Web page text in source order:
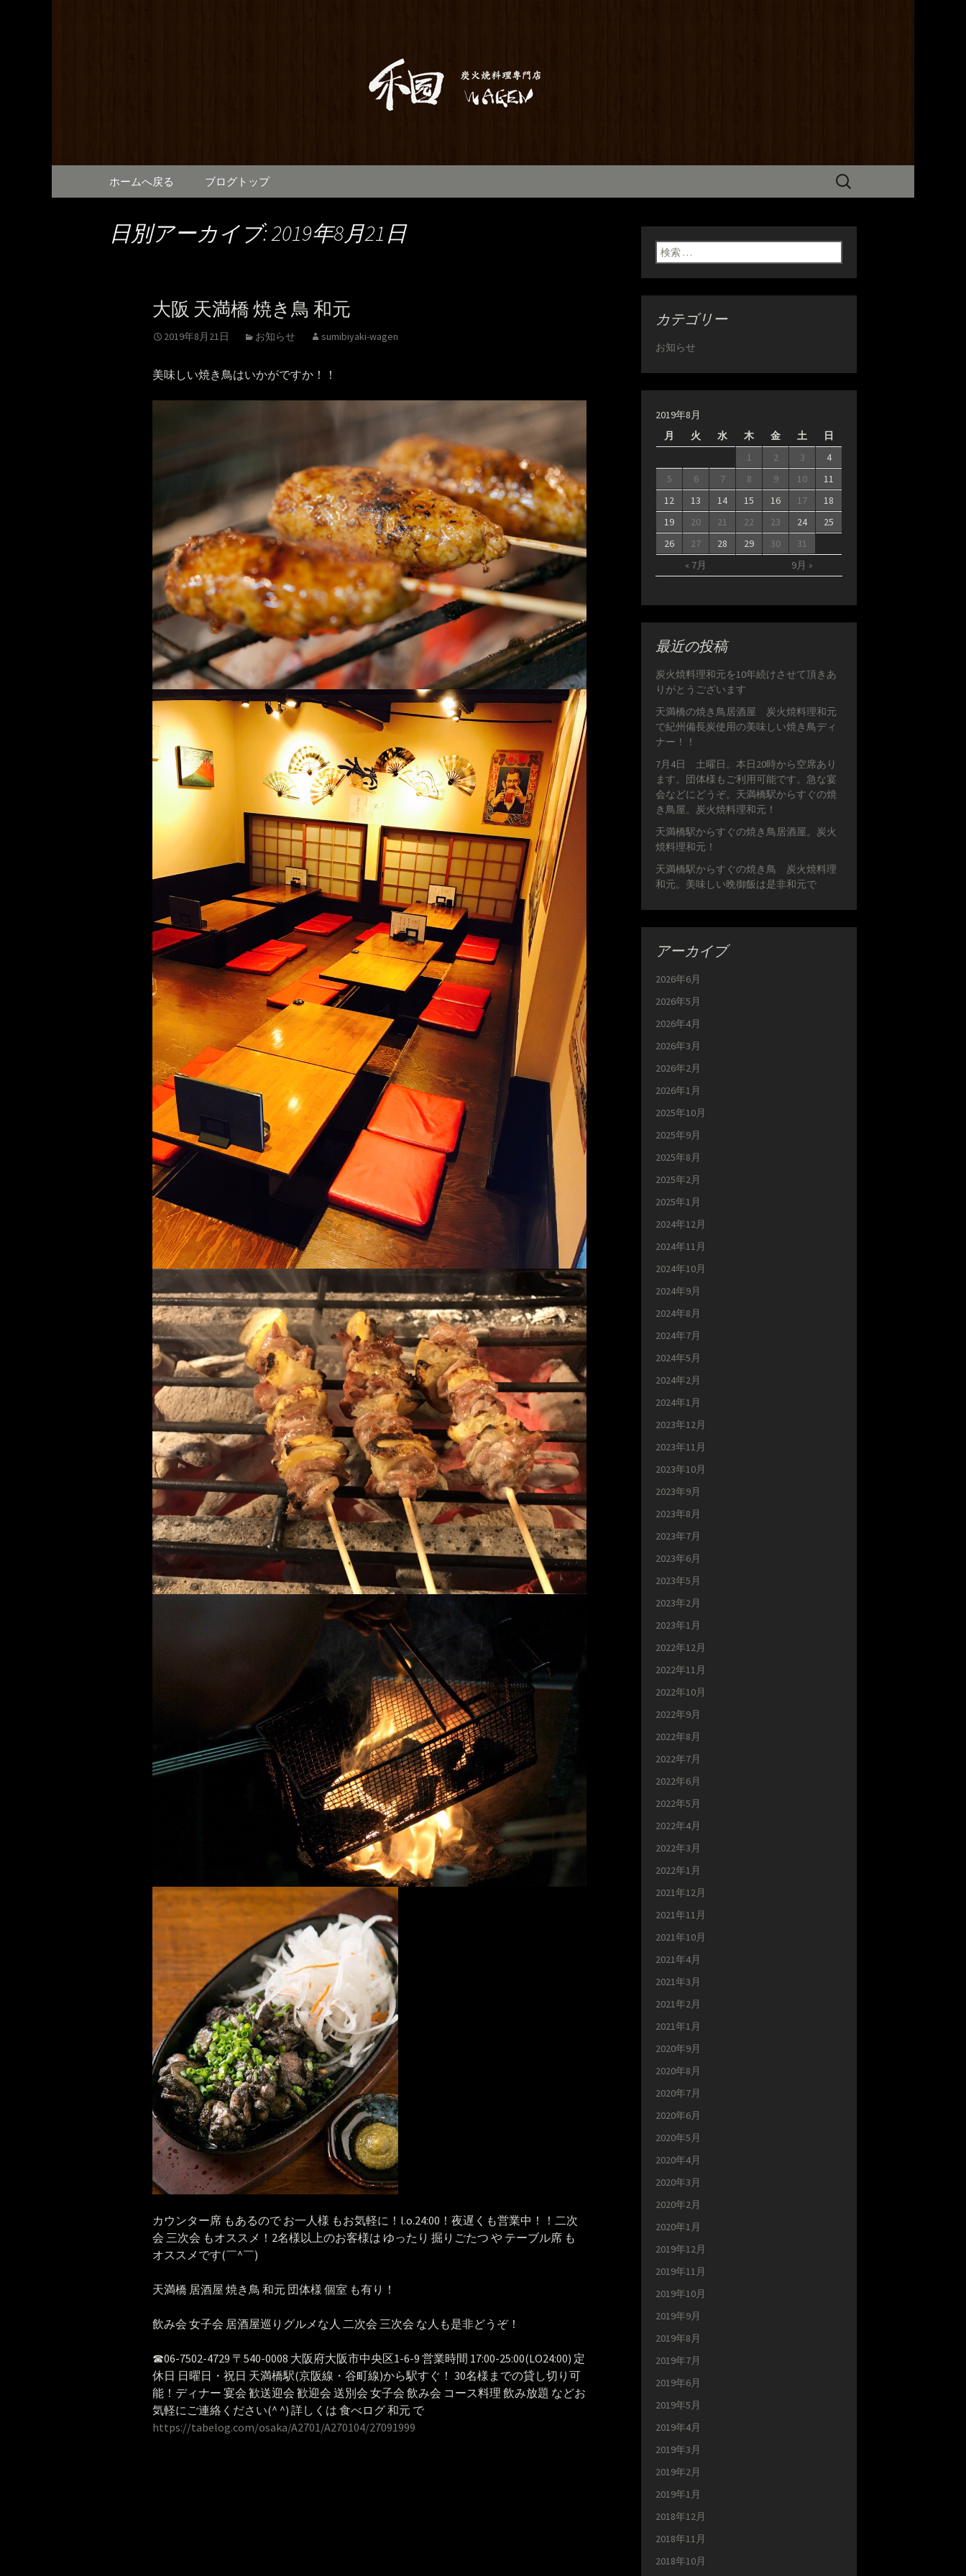
和元からのお知らせ
コンテンツへ移動
ホームへ戻る ブログトップ
検
日別アーカイブ: 2019年8月21日
大阪 天満橋 焼き鳥 和元
2019年8月21日 お知らせ sumibiyaki-wagen
美味しい焼き鳥はいかがですか！！
カウンター席 もあるので お一人様 もお気軽に！l.o.24:00！夜遅くも営業中！！二次
会 三次会 もオススメ！2名様以上のお客様は ゆったり 掘りごたつ や テーブル席 も
オススメです(￣^￣)ゞ
天満橋 居酒屋 焼き鳥 和元 団体様 個室 も有り！
飲み会 女子会 居酒屋巡りグルメな人 二次会 三次会 な人も是非どうぞ！
☎︎06-7502-4729 〒540-0008 大阪府大阪市中央区1-6-9 営業時間 17:00-25:00(LO24:00) 定
休日 日曜日・祝日 天満橋駅(京阪線・谷町線)から駅すぐ！ 30名様までの貸し切り可
能！ディナー 宴会 歓送迎会 歓迎会 送別会 女子会 飲み会 コース料理 飲み放題 などお
気軽にご連絡ください(^ ^) 詳しくは 食べログ 和元 で
https://tabelog.com/osaka/A2701/A270104/27091999
検索:
カテゴリー
お知らせ
2019年8月
月
火 水 木 金 土 日
« 7月 9月 »
1 2 3
4
5
6 7 8 9 10
11
12
13 14 15 16 17
18
19
20 21 22 23 24
25
26
27 28 29 30 31
最近の投稿
炭火焼料理和元を10年続けさせて頂きあ
りがとうございます
天満橋の焼き鳥居酒屋 炭火焼料理和元
で紀州備長炭使用の美味しい焼き鳥ディ
ナー！！
7月4日 土曜日。本日20時から空席あり
ます。団体様もご利用可能です。急な宴
会などにどうぞ。天満橋駅からすぐの焼
き鳥屋。炭火焼料理和元！
天満橋駅からすぐの焼き鳥居酒屋。炭火
焼料理和元！
天満橋駅からすぐの焼き鳥 炭火焼料理
和元。美味しい晩御飯は是非和元で
アーカイブ
2026年6月
2026年5月
2026年4月
2026年3月
2026年2月
2026年1月
2025年10月
2025年9月
2025年8月
2025年2月
2025年1月
2024年12月
2024年11月
2024年10月
2024年9月
2024年8月
2024年7月
2024年5月
2024年2月
2024年1月
2023年12月
2023年11月
2023年10月
2023年9月
2023年8月
2023年7月
2023年6月
2023年5月
2023年2月
2023年1月
2022年12月
2022年11月
2022年10月
2022年9月
2022年8月
2022年7月
2022年6月
2022年5月
2022年4月
2022年3月
2022年1月
2021年12月
2021年11月
2021年10月
2021年4月
2021年3月
2021年2月
2021年1月
2020年9月
2020年8月
2020年7月
2020年6月
2020年5月
2020年4月
2020年3月
2020年2月
2020年1月
2019年12月
2019年11月
2019年10月
2019年9月
2019年8月
2019年7月
2019年6月
2019年5月
2019年4月
2019年3月
2019年2月
2019年1月
2018年12月
2018年11月
2018年10月